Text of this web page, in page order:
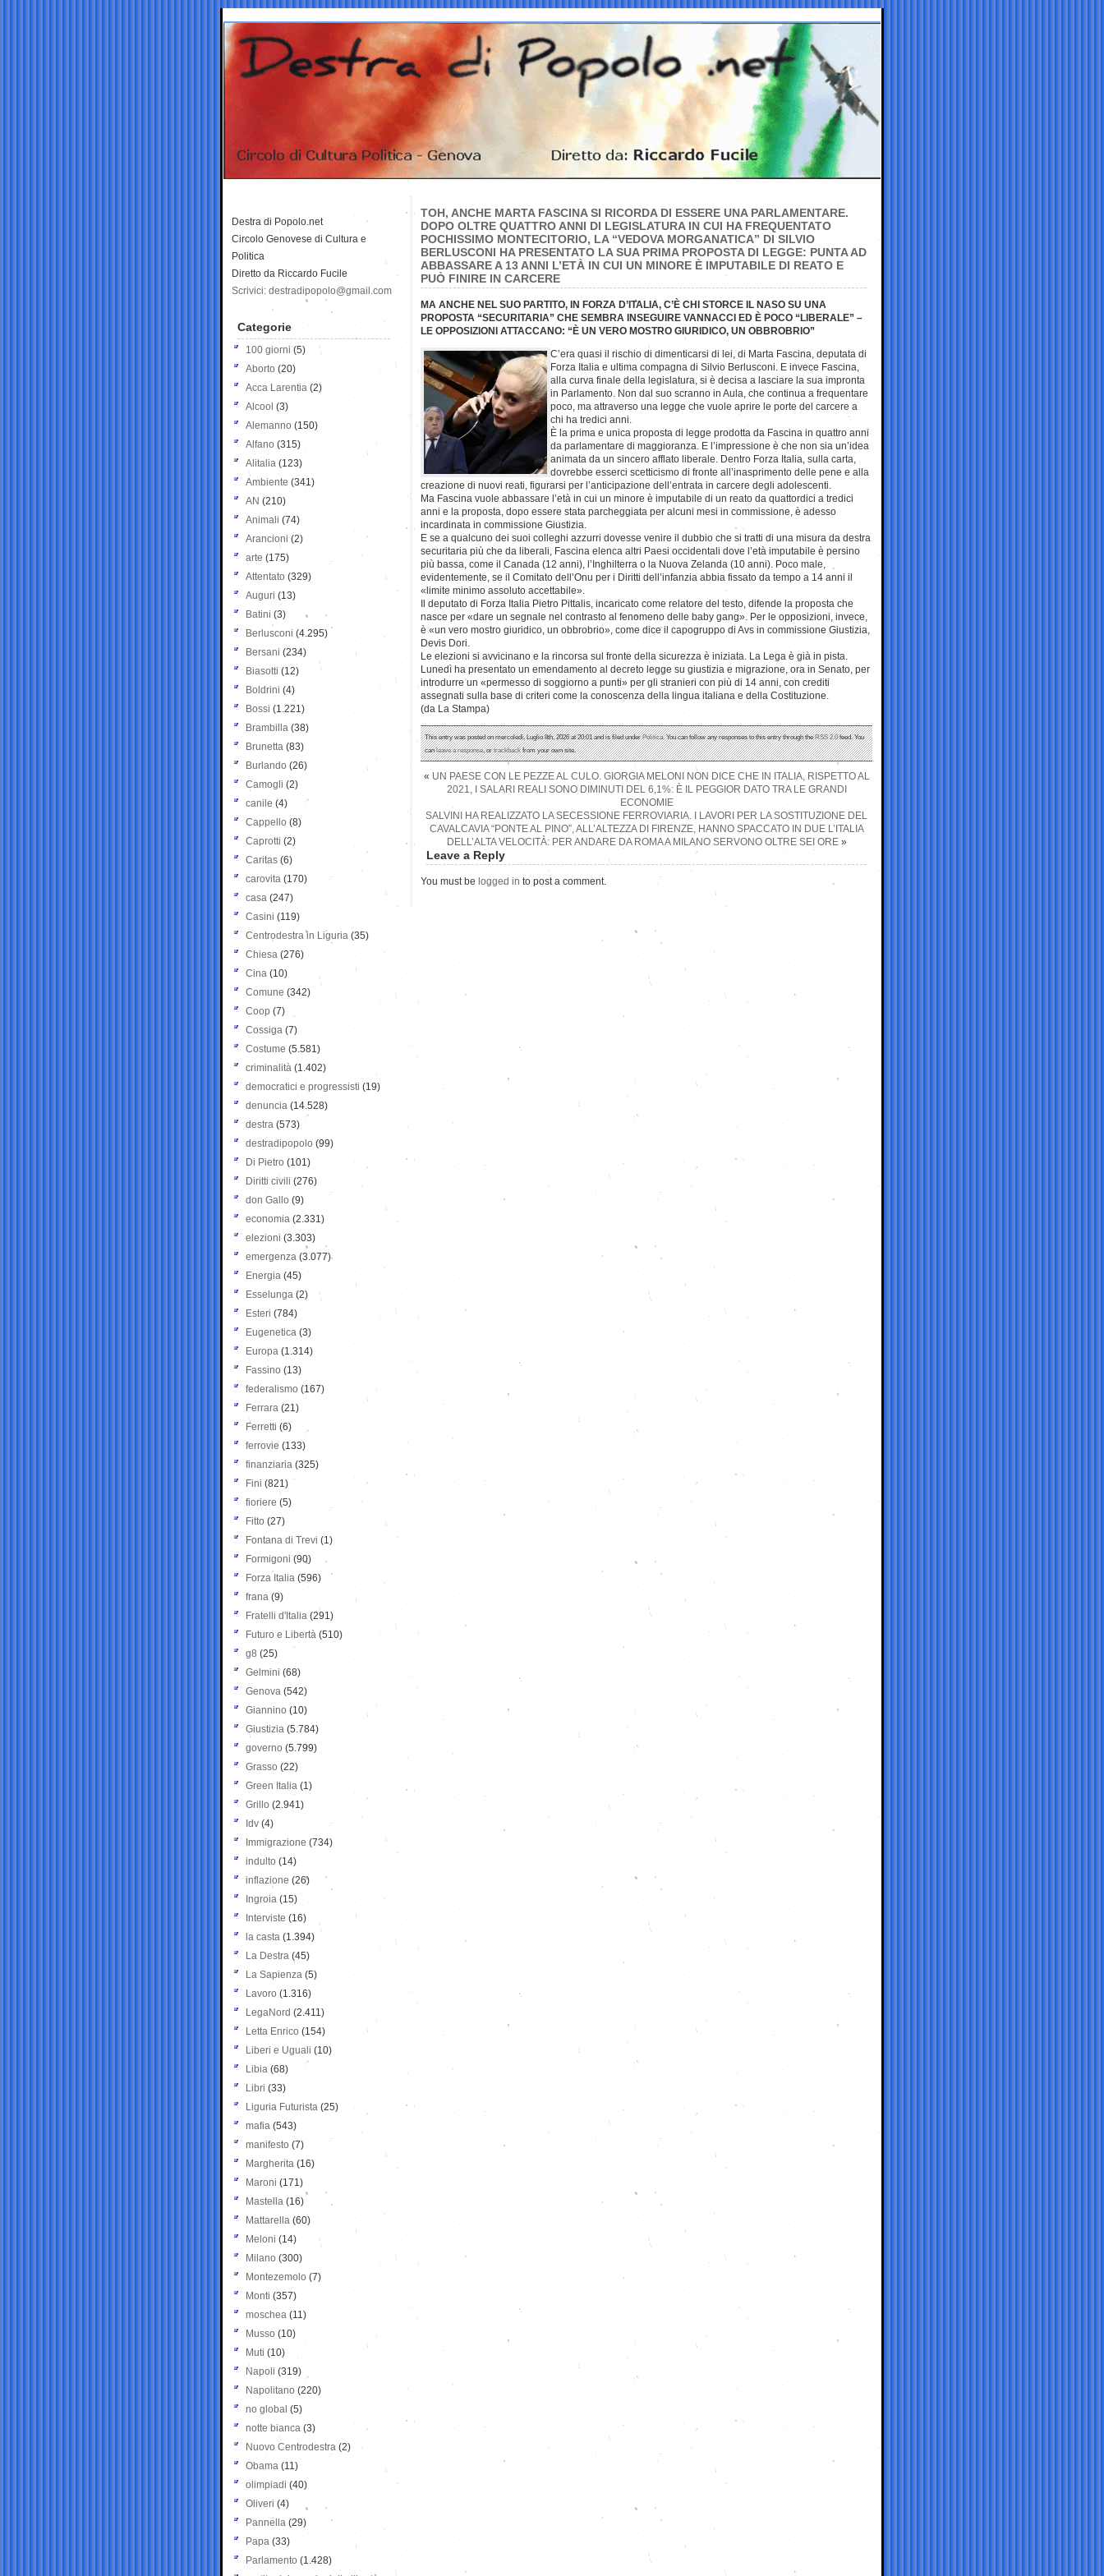
TOH, ANCHE MARTA FASCINA SI RICORDA DI ESSERE UNA PARLAMENTARE.
DOPO OLTRE QUATTRO ANNI DI LEGISLATURA IN CUI HA FREQUENTATO
POCHISSIMO MONTECITORIO, LA “VEDOVA MORGANATICA” DI SILVIO
BERLUSCONI HA PRESENTATO LA SUA PRIMA PROPOSTA DI LEGGE: PUNTA AD
ABBASSARE A 13 ANNI L’ETÀ IN CUI UN MINORE È IMPUTABILE DI REATO E
PUÒ FINIRE IN CARCERE
MA ANCHE NEL SUO PARTITO, IN FORZA D’ITALIA, C’È CHI STORCE IL NASO SU UNA
PROPOSTA “SECURITARIA” CHE SEMBRA INSEGUIRE VANNACCI ED È POCO “LIBERALE” –
LE OPPOSIZIONI ATTACCANO: “È UN VERO MOSTRO GIURIDICO, UN OBBROBRIO”
C’era quasi il rischio di dimenticarsi di lei, di Marta Fascina, deputata di
Forza Italia e ultima compagna di Silvio Berlusconi. E invece Fascina,
alla curva finale della legislatura, si è decisa a lasciare la sua impronta
in Parlamento. Non dal suo scranno in Aula, che continua a frequentare
poco, ma attraverso una legge che vuole aprire le porte del carcere a
chi ha tredici anni.
È la prima e unica proposta di legge prodotta da Fascina in quattro anni
da parlamentare di maggioranza. E l’impressione è che non sia un’idea
animata da un sincero afflato liberale. Dentro Forza Italia, sulla carta,
dovrebbe esserci scetticismo di fronte all’inasprimento delle pene e alla
creazione di nuovi reati, figurarsi per l’anticipazione dell’entrata in carcere degli adolescenti.
Ma Fascina vuole abbassare l’età in cui un minore è imputabile di un reato da quattordici a tredici
anni e la proposta, dopo essere stata parcheggiata per alcuni mesi in commissione, è adesso
incardinata in commissione Giustizia.
E se a qualcuno dei suoi colleghi azzurri dovesse venire il dubbio che si tratti di una misura da destra
securitaria più che da liberali, Fascina elenca altri Paesi occidentali dove l’età imputabile è persino
più bassa, come il Canada (12 anni), l’Inghilterra o la Nuova Zelanda (10 anni). Poco male,
evidentemente, se il Comitato dell’Onu per i Diritti dell’infanzia abbia fissato da tempo a 14 anni il
«limite minimo assoluto accettabile».
Il deputato di Forza Italia Pietro Pittalis, incaricato come relatore del testo, difende la proposta che
nasce per «dare un segnale nel contrasto al fenomeno delle baby gang». Per le opposizioni, invece,
è «un vero mostro giuridico, un obbrobrio», come dice il capogruppo di Avs in commissione Giustizia,
Devis Dori.
Le elezioni si avvicinano e la rincorsa sul fronte della sicurezza è iniziata. La Lega è già in pista.
Lunedì ha presentato un emendamento al decreto legge su giustizia e migrazione, ora in Senato, per
introdurre un «permesso di soggiorno a punti» per gli stranieri con più di 14 anni, con crediti
assegnati sulla base di criteri come la conoscenza della lingua italiana e della Costituzione.
(da La Stampa)
This entry was posted on mercoledì, Luglio 8th, 2026 at 20:01 and is filed underPolitica. You can follow any responses to this entry through theRSS 2.0feed. You
canleave a response, ortrackbackfrom your own site.
« UN PAESE CON LE PEZZE AL CULO. GIORGIA MELONI NON DICE CHE IN ITALIA, RISPETTO AL
2021, I SALARI REALI SONO DIMINUTI DEL 6,1%: È IL PEGGIOR DATO TRA LE GRANDI
ECONOMIE
SALVINI HA REALIZZATO LA SECESSIONE FERROVIARIA. I LAVORI PER LA SOSTITUZIONE DEL
CAVALCAVIA “PONTE AL PINO”, ALL’ALTEZZA DI FIRENZE, HANNO SPACCATO IN DUE L’ITALIA
DELL’ALTA VELOCITÀ: PER ANDARE DA ROMA A MILANO SERVONO OLTRE SEI ORE»
Leave a Reply
You must be logged in to post a comment.
Destra di Popolo.net
Circolo Genovese di Cultura e
Politica
Diretto da Riccardo Fucile
Scrivici: destradipopolo@gmail.com
Categorie
100 giorni (5)
Aborto (20)
Acca Larentia (2)
Alcool (3)
Alemanno (150)
Alfano (315)
Alitalia (123)
Ambiente (341)
AN (210)
Animali (74)
Arancioni (2)
arte (175)
Attentato (329)
Auguri (13)
Batini (3)
Berlusconi (4.295)
Bersani (234)
Biasotti (12)
Boldrini (4)
Bossi (1.221)
Brambilla (38)
Brunetta (83)
Burlando (26)
Camogli (2)
canile (4)
Cappello (8)
Caprotti (2)
Caritas (6)
carovita (170)
casa (247)
Casini (119)
Centrodestra in Liguria (35)
Chiesa (276)
Cina (10)
Comune (342)
Coop (7)
Cossiga (7)
Costume (5.581)
criminalità (1.402)
democratici e progressisti (19)
denuncia (14.528)
destra (573)
destradipopolo (99)
Di Pietro (101)
Diritti civili (276)
don Gallo (9)
economia (2.331)
elezioni (3.303)
emergenza (3.077)
Energia (45)
Esselunga (2)
Esteri (784)
Eugenetica (3)
Europa (1.314)
Fassino (13)
federalismo (167)
Ferrara (21)
Ferretti (6)
ferrovie (133)
finanziaria (325)
Fini (821)
fioriere (5)
Fitto (27)
Fontana di Trevi (1)
Formigoni (90)
Forza Italia (596)
frana (9)
Fratelli d'Italia (291)
Futuro e Libertà (510)
g8 (25)
Gelmini (68)
Genova (542)
Giannino (10)
Giustizia (5.784)
governo (5.799)
Grasso (22)
Green Italia (1)
Grillo (2.941)
Idv (4)
Immigrazione (734)
indulto (14)
inflazione (26)
Ingroia (15)
Interviste (16)
la casta (1.394)
La Destra (45)
La Sapienza (5)
Lavoro (1.316)
LegaNord (2.411)
Letta Enrico (154)
Liberi e Uguali (10)
Libia (68)
Libri (33)
Liguria Futurista (25)
mafia (543)
manifesto (7)
Margherita (16)
Maroni (171)
Mastella (16)
Mattarella (60)
Meloni (14)
Milano (300)
Montezemolo (7)
Monti (357)
moschea (11)
Musso (10)
Muti (10)
Napoli (319)
Napolitano (220)
no global (5)
notte bianca (3)
Nuovo Centrodestra (2)
Obama (11)
olimpiadi (40)
Oliveri (4)
Pannella (29)
Papa (33)
Parlamento (1.428)